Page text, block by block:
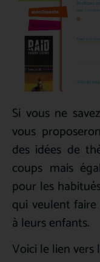
Si vous ne
vous
des idées de
coups mais
pour les
qui veulent
à leurs enfants.
Voici le lien vers